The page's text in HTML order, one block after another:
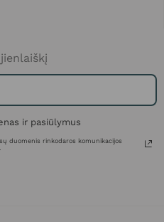
ir pasiūlymus
duomenis rinkodaros komunikacijos